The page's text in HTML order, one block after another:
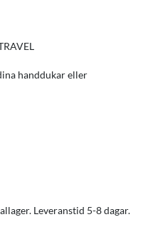
handdukar eller
Leveranstid 5-8 dagar.